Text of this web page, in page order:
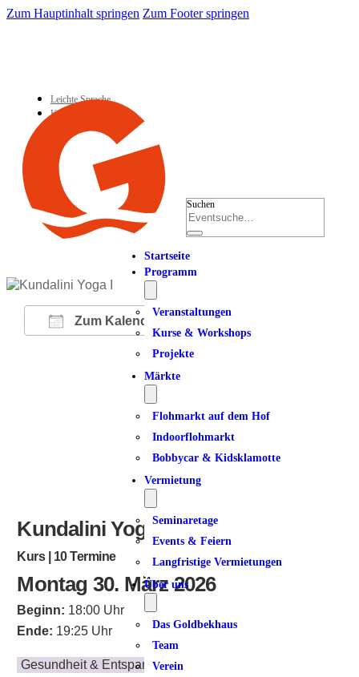
Zum Hauptinhalt springen Zum Footer springen
Leichte Sprache
Kontakt
Suchen
Startseite
Programm
Veranstaltungen
Kurse & Workshops
Projekte
Märkte
Flohmarkt auf dem Hof
Indoorflohmarkt
Bobbycar & Kidsklamotte
Vermietung
Seminaretage
Events & Feiern
Langfristige Vermietungen
Über uns
Das Goldbekhaus
Team
Verein
Zum Kalender hinzufügen
ICS herunterladen
Google Kalender
iCalendarOffice 365
Kundalini Yoga I
Kurs | 10 Termine
Montag 30. März 2026
Beginn: 18:00 Uhr
Ende: 19:25 Uhr
Gesundheit & Entspannung